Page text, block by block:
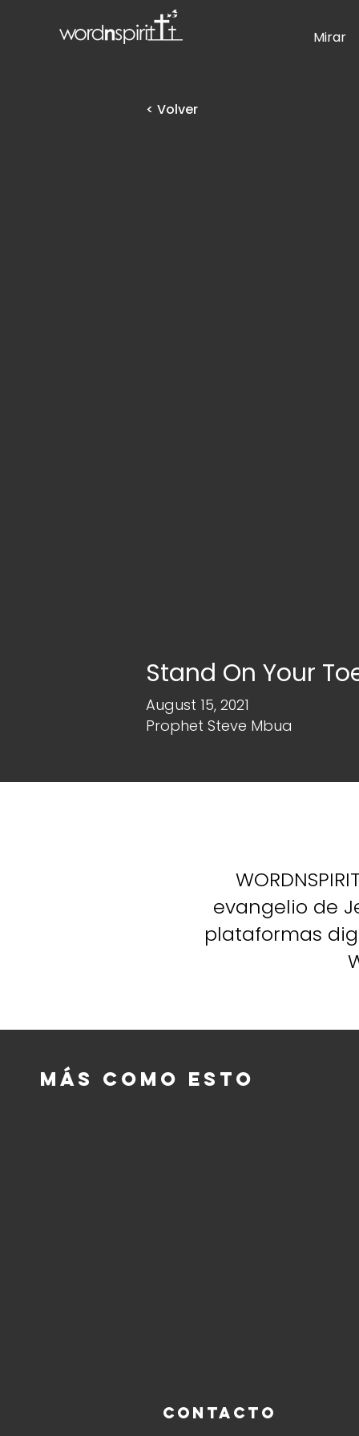
Mirar
< Volver
Stand On Your
August 15, 2021
Prophet Steve Mbua
evangelio de
plataformas
Más como esto
Contacto